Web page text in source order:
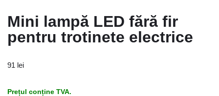
Mini lampă LED fără fir
pentru trotinete electrice
91 lei
Prețul conține TVA.